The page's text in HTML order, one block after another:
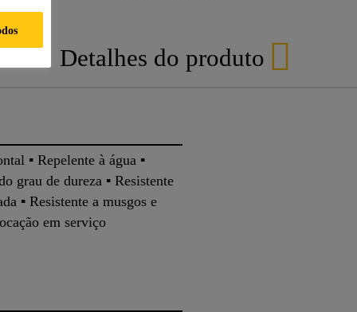
Detalhes do produto
▪ Repelente à água ▪
grau de dureza ▪ Resistente
▪ Resistente a musgos e
em serviço